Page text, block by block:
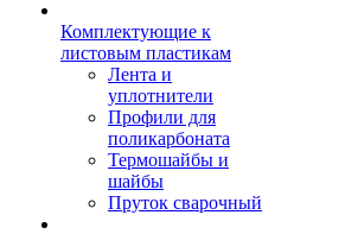
Комплектующие к
листовым пластикам
Лента и
уплотнители
Профили для
поликарбоната
Термошайбы и
шайбы
Пруток сварочный